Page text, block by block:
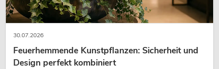
30.07.2026
Feuerhemmende Kunstpflanzen: Sicherheit und
Design perfekt kombiniert